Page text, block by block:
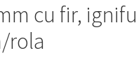
cu fir,
rola